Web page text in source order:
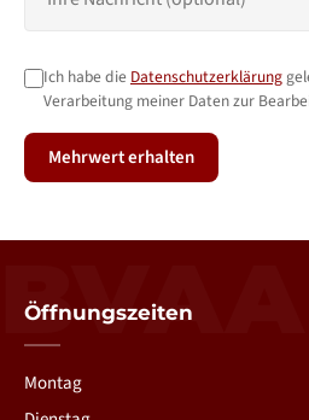
Ich habe die Datenschutzerklärung
Verarbeitung meiner Daten zur
Mehrwert erhalten
BVAA
Öffnungszeiten
Montag